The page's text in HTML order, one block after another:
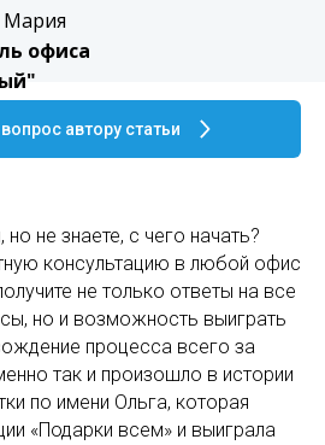
офиса
автору статьи
но не знаете, с чего начать?
консультацию в любой офис
не только ответы на все
но и возможность выиграть
процесса всего за
так и произошло в истории
по имени Ольга, которая
«Подарки всем» и выиграла